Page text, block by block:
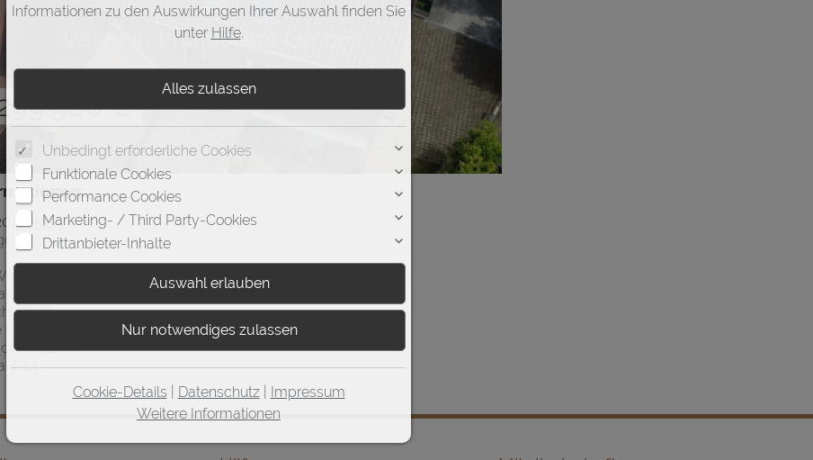
€
293 m²
1.326 m²
14
Informationen zu den Auswirkungen Ihrer Auswahl finden Sie
unter Hilfe.
Unbedingt erforderliche Cookies
Funktionale Cookies
Performance Cookies
Marketing- / Third Party-Cookies
Drittanbieter-Inhalte
Cookie-Details Datenschutz|
Impressum
Weitere Informationen
Jedes Cookie wie z.B. Tracking- und Analytische-
Es werden nur Drittanbieter-Inhalte oder die Cookie-
zugelassen die Sie in den Checkboxen angehakt